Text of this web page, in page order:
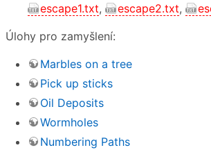
escape1.txt, escape2.txt,
Úlohy pro zamyšlení:
Marbles on a tree
Pick up sticks
Oil Deposits
Wormholes
Numbering Paths